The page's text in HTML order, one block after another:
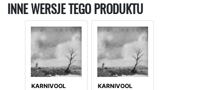
INNE WERSJE TEGO PRODUKTU
KARNIVOOL
KARNIVOOL